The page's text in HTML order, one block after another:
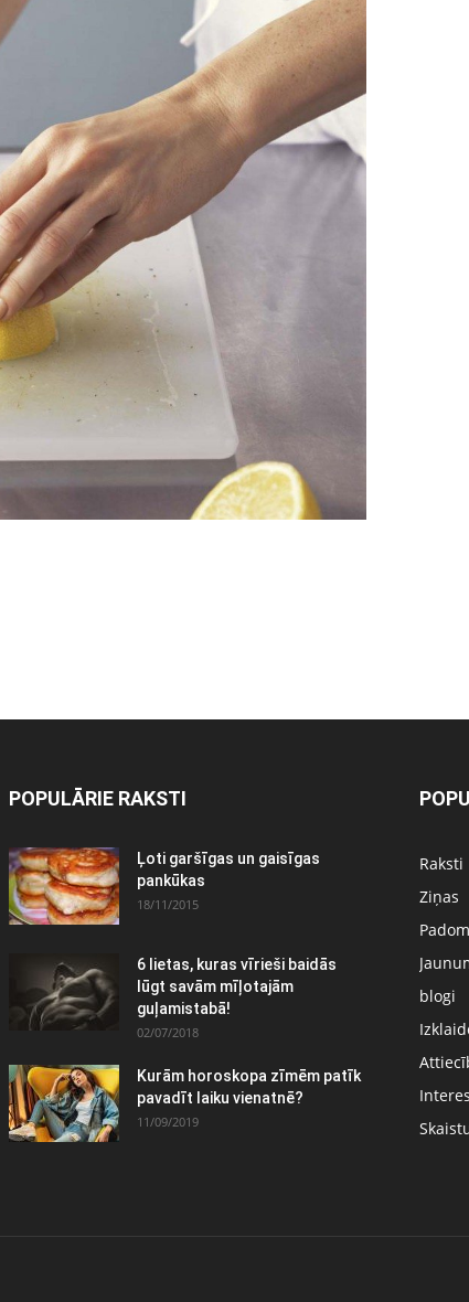
POPULĀRIE RAKSTI
Ļoti garšīgas un gaisīgas
pankūkas
18/11/2015
6 lietas, kuras vīrieši baidās
lūgt savām mīļotajām
guļamistabā!
02/07/2018
Kurām horoskopa zīmēm patīk
pavadīt laiku vienatnē?
11/09/2019
Raksti
Ziņas
blogi